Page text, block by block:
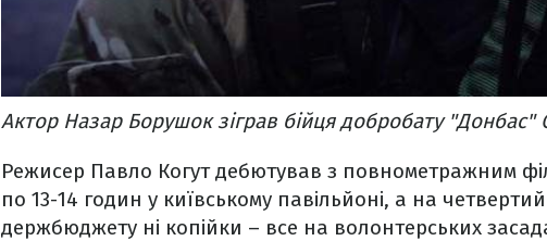
Актор Назар Борушок зіграв бійця добробату "Донбас"
Режисер Павло Когут дебютував з повнометражним
по 13-14 годин у київському павільйоні, а на
держбюджету ні копійки – все на волонтерських